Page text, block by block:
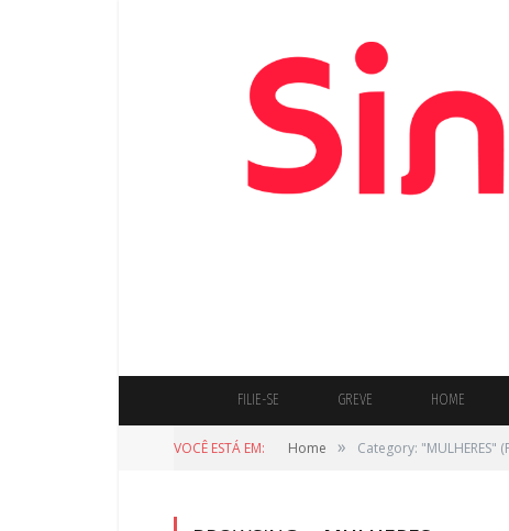
FILIE-SE GREVE HOME
VOCÊ ESTÁ EM: Home » Category: "MULHERES"